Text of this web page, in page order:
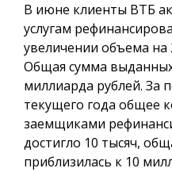
В июне клиенты ВТБ
услугам
увеличении объема на
Общая сумма выданных
миллиарда рублей. За
текущего года общее
заемщиками
достигло 10 тысяч,
приблизилась к 10